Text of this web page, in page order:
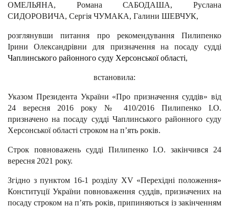
ОМЕЛЬЯНА, Романа САБОДАША, Руслана
СИДОРОВИЧА, Сергія ЧУМАКА, Галини ШЕВЧУК,
розглянувши питання про рекомендування Пилипенко
Ірини Олександрівни для призначення на посаду судді
Чаплинського районного суду Херсонської області,
встановила:
Указом Президента України «Про призначення суддів» від
24 вересня 2016 року № 410/2016 Пилипенко І.О.
призначено на посаду судді Чаплинського районного суду
Херсонської області строком на п’ять років.
Строк повноважень судді Пилипенко І.О. закінчився 24
вересня 2021 року.
Згідно з пунктом 16-1 розділу XV «Перехідні положення»
Конституції України повноваження суддів, призначених на
посаду строком на п’ять років, припиняються із закінченням